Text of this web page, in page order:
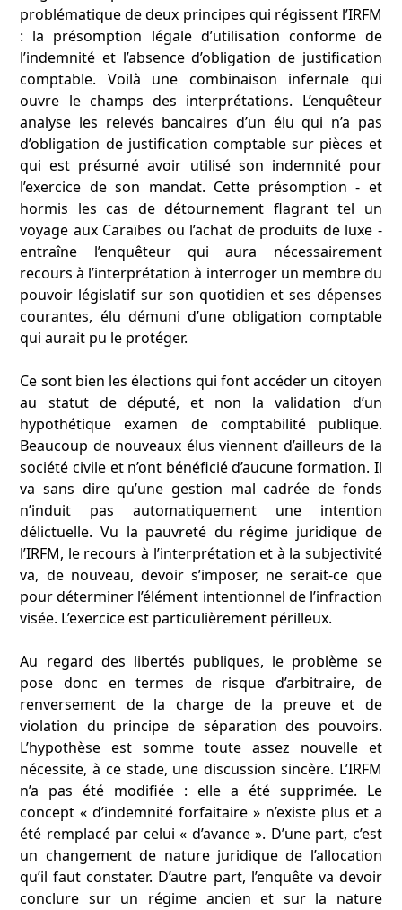
problématique de deux principes qui régissent l’IRFM
: la présomption légale d’utilisation conforme de
l’indemnité et l’absence d’obligation de justification
comptable. Voilà une combinaison infernale qui
ouvre le champs des interprétations. L’enquêteur
analyse les relevés bancaires d’un élu qui n’a pas
d’obligation de justification comptable sur pièces et
qui est présumé avoir utilisé son indemnité pour
l’exercice de son mandat. Cette présomption - et
hormis les cas de détournement flagrant tel un
voyage aux Caraïbes ou l’achat de produits de luxe -
entraîne l’enquêteur qui aura nécessairement
recours à l’interprétation à interroger un membre du
pouvoir législatif sur son quotidien et ses dépenses
courantes, élu démuni d’une obligation comptable
qui aurait pu le protéger.
Ce sont bien les élections qui font accéder un citoyen
au statut de député, et non la validation d’un
hypothétique examen de comptabilité publique.
Beaucoup de nouveaux élus viennent d’ailleurs de la
société civile et n’ont bénéficié d’aucune formation. Il
va sans dire qu’une gestion mal cadrée de fonds
n’induit pas automatiquement une intention
délictuelle. Vu la pauvreté du régime juridique de
l’IRFM, le recours à l’interprétation et à la subjectivité
va, de nouveau, devoir s’imposer, ne serait-ce que
pour déterminer l’élément intentionnel de l’infraction
visée. L’exercice est particulièrement périlleux.
Au regard des libertés publiques, le problème se
pose donc en termes de risque d’arbitraire, de
renversement de la charge de la preuve et de
violation du principe de séparation des pouvoirs.
L’hypothèse est somme toute assez nouvelle et
nécessite, à ce stade, une discussion sincère. L’IRFM
n’a pas été modifiée : elle a été supprimée. Le
concept « d’indemnité forfaitaire » n’existe plus et a
été remplacé par celui « d’avance ». D’une part, c’est
un changement de nature juridique de l’allocation
qu’il faut constater. D’autre part, l’enquête va devoir
conclure sur un régime ancien et sur la nature